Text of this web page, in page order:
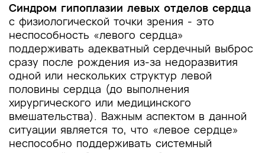
Синдром гипоплазии левых отделов сердца
с физиологической точки зрения - это
неспособность «левого сердца»
поддерживать адекватный сердечный выброс
сразу после рождения из-за недоразвития
одной или нескольких структур левой
половины сердца (до выполнения
хирургического или медицинского
вмешательства). Важным аспектом в данной
ситуации является то, что «левое сердце»
неспособно поддерживать системный